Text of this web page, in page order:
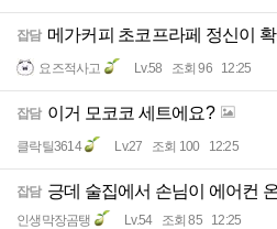
잡담 메가커피 초코프라페 정신이 확
요즈적사고 Lv.58 조회 96 12:25
잡담 이거 모코코 세트에요?
클락틸3614 Lv.27 조회 100 12:25
잡담 긍데 술집에서 손님이 에어컨
인생막장곰탱 Lv.54 조회 85 12:25